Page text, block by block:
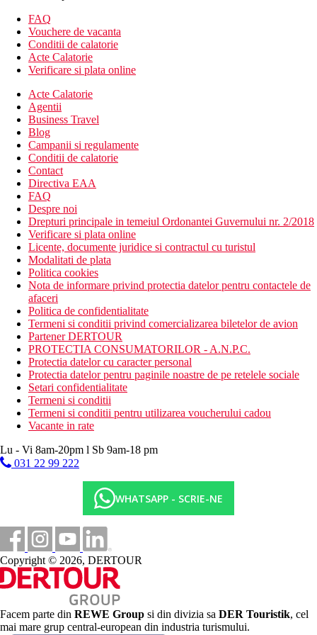
Camera dubla, superioara, vedere la mare: mai spatioasa,
vedere la mare.
Suita Junior: chicineta si zona separata de living, vedere la
mare.
Divertisment
Programe de animatie, muzica live, seri tematice.
Mese
Mic dejun
Bufet mic dejun
Demipensiune
Mic dejun si cina tip bufet
Plaja
plaja mica cu pietre cca 100 m,
plaja Praia Formosa cca 1,5 km,
piscina lido cca 150 m.
Activitati sportive
Gratuit:fitness, yoga, pilates.
Contra cost:
tenis de masa, petanque, tenis, minigolf, biliard,
putting green, pachete speciale pentru terenurile de golf din
apropiere.
Copii
Piscina, mini club (4-12 ani), sala de jocuri, loc de joaca, patut
gratuit (la cerere).
Carduri
AMEX, VISA, EC/MC, Diners Club.
Site web
http://www.portobay.com
Contra cost:centru de infrumusetare, masaje, jacuzzi, sauna,
baie turceasca, dusuri Vichy etc.
Internet
Gratuit:WiFi in hotel, colt de internet.
Categoria oficiala
4 stele
Nota
FAQ
Vouchere de vacanta
Conditii de calatorie
Acte Calatorie
Verificare si plata online
Acte Calatorie
Agentii
Business Travel
Blog
Campanii si regulamente
Conditii de calatorie
Contact
Directiva EAA
FAQ
Despre noi
Drepturi principale in temeiul Ordonantei Guvernului nr. 2/2018
Verificare si plata online
Licente, documente juridice si contractul cu turistul
Modalitati de plata
Politica cookies
Nota de informare privind protectia datelor pentru contactele de
afaceri
Politica de confidentialitate
Termeni si conditii privind comercializarea biletelor de avion
Partener DERTOUR
PROTECTIA CONSUMATORILOR - A.N.P.C.
Protectia datelor cu caracter personal
Protectia datelor pentru paginile noastre de pe retelele sociale
Setari confidentialitate
Termeni si conditii
Termeni si conditii pentru utilizarea voucherului cadou
Vacante in rate
Lu - Vi 8am-20pm l Sb 9am-18 pm
031 22 99 222
WHATSAPP - SCRIE-NE
Copyright © 2026, DERTOUR
Facem parte din REWE Group si din divizia sa DER Touristik, cel
mai mare grup central-european din industria turismului.